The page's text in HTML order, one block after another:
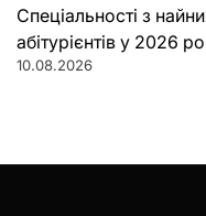
Спеціальності з
абітурієнтів у 2026
10.08.2026